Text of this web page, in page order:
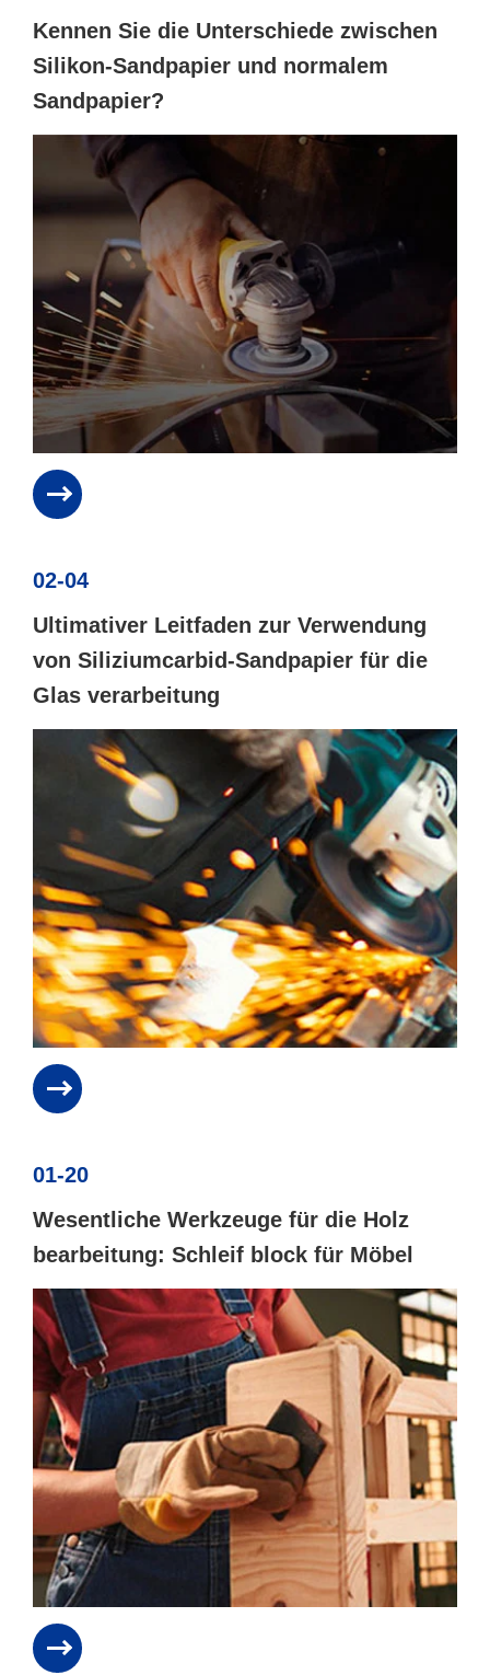
Kennen Sie die Unterschiede zwischen
Silikon-Sandpapier und normalem
Sandpapier?
02-04
Ultimativer Leitfaden zur Verwendung
von Siliziumcarbid-Sandpapier für die
Glas verarbeitung
01-20
Wesentliche Werkzeuge für die Holz
bearbeitung: Schleif block für Möbel